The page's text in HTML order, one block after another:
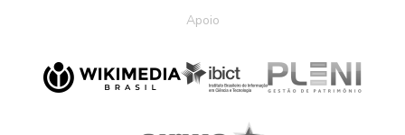
Apoio